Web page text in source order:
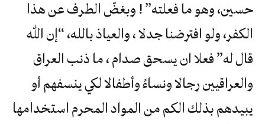
حسين، وهو ما فعلته” ! وبغضّ الطرف عن هذا
الكفر، ولو افترضنا جدلا ، والعياذ بالله، “إن الله
قال له” فعلا ان يسحق صدام ، ما ذنب العراق
والعراقيين رجالا ونساءً وأطفالا لكي ينسفهم أو
يبيدهم بذلك الكم من المواد المحرم استخدامها